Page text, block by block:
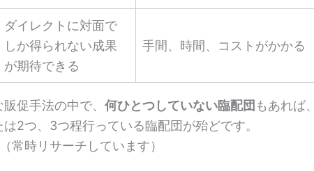
ダイレクトに対面で
しか得られない成果
が期待できる
手間、時間、コストがかかる
促手法の中で、 何ひとつしていない臨配団 もあれば
2つ、3つ程行っている臨配団が殆どです。
常時リサーチしています）